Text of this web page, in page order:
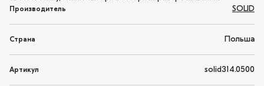
Производитель SOLID
Страна Польша
Артикул solid314.0500